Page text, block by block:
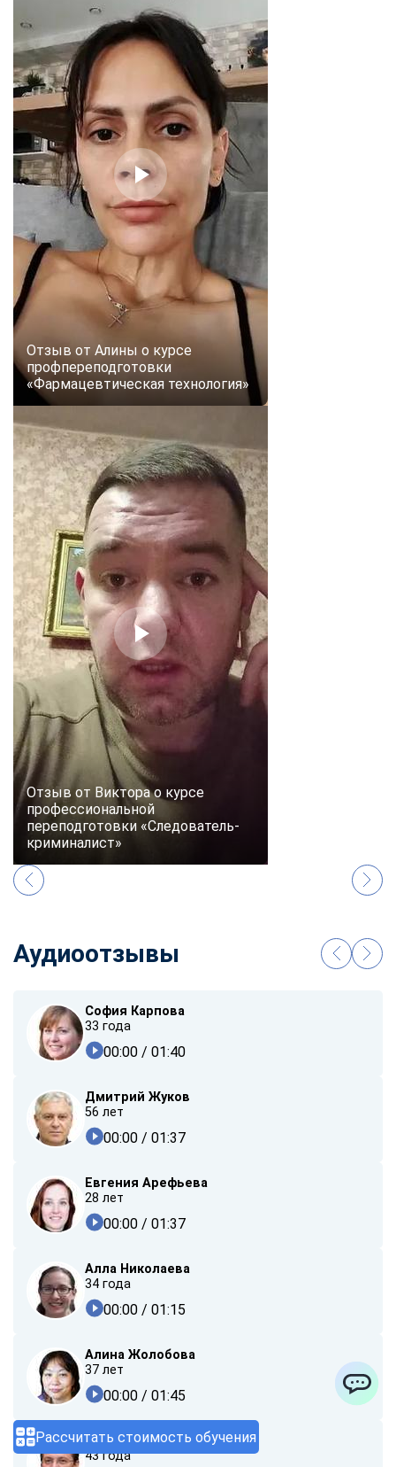
Рассчитать стоимость обучения
Отзыв от Алины о курсе
профпереподготовки
«Фармацевтическая технология»
Отзыв от Виктора о курсе
профессиональной
переподготовки «Следователь-
криминалист»
Аудиоотзывы
София Карпова
33 года
00:00 / 01:40
Дмитрий Жуков
56 лет
00:00 / 01:37
Евгения Арефьева
28 лет
00:00 / 01:37
Алла Николаева
34 года
00:00 / 01:15
Алина Жолобова
37 лет
00:00 / 01:45
Павел Полежаев
43 года
ChatApp
online
Мессенджеры
Свяжитесь с нами через любой удобный мессенджер!
Telegram